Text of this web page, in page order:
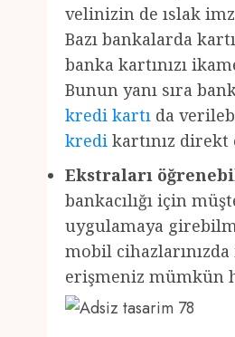
velinizin de ıslak
Bazı bankalarda
banka kartınızı
Bunun yanı sıra
kredi kartı da
kredi kartınız direkt
Ekstraları
bankacılığı için
uygulamaya
mobil
erişmeniz mümkün